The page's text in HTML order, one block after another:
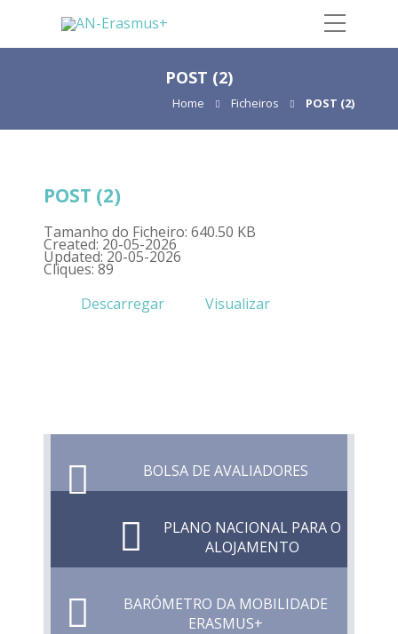
POST (2)
Home Ficheiros POST (2)
POST (2)
Tamanho do Ficheiro: 640.50 KB
Created: 20-05-2026
Updated: 20-05-2026
Cliques: 89
Descarregar
Visualizar
BOLSA DE AVALIADORES
PLANO NACIONAL PARA O
ALOJAMENTO
BARÓMETRO DA MOBILIDADE
ERASMUS+